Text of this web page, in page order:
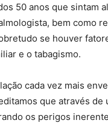
50 anos que sintam
bem como
se houver
e o tabagismo.
cada vez mais
que através
os perigos